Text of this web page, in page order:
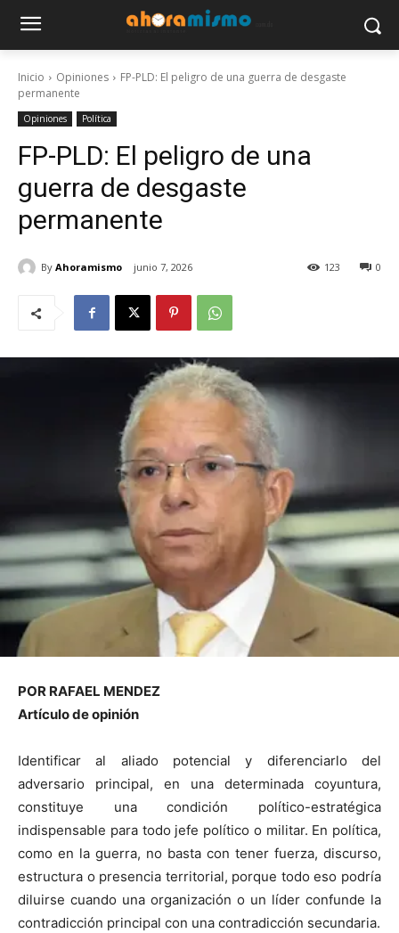
Inicio Opiniones
FP-PLD: El peligro de una guerra de desgaste
permanente
Opiniones Política
FP-PLD: El peligro de una
guerra de desgaste
permanente
By Ahoramismo junio 7, 2026 0
123
POR RAFAEL MENDEZ
Artículo de opinión
Identificar al aliado potencial y diferenciarlo del
adversario principal, en una determinada coyuntura,
constituye una condición político-estratégica
indispensable para todo jefe político o militar. En política,
como en la guerra, no basta con tener fuerza, discurso,
estructura o presencia territorial, porque todo eso podría
diluirse cuando una organización o un líder confunde la
contradicción principal con una contradicción secundaria.